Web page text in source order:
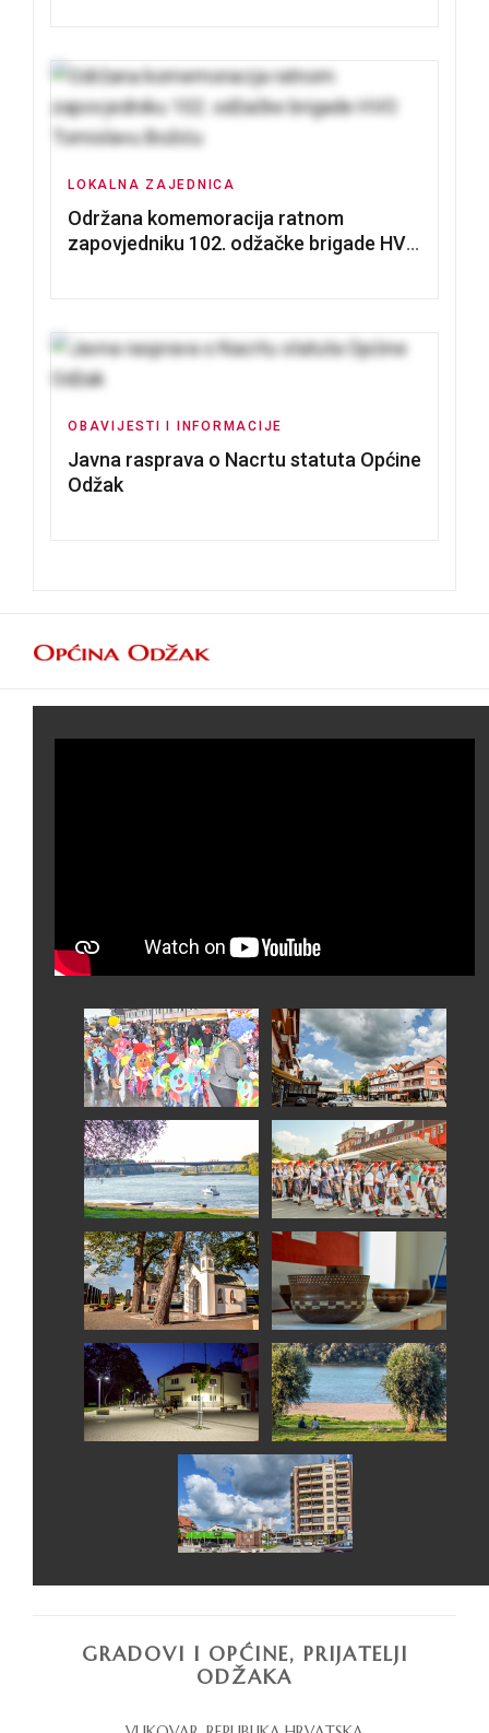
LOKALNA ZAJEDNICA
Održana komemoracija ratnom
zapovjedniku 102. odžačke brigade HVO
OBAVIJESTI I INFORMACIJE
Javna rasprava o Nacrtu statuta Općine
Odžak
GRADOVI I OPĆINE, PRIJATELJI
ODŽAKA